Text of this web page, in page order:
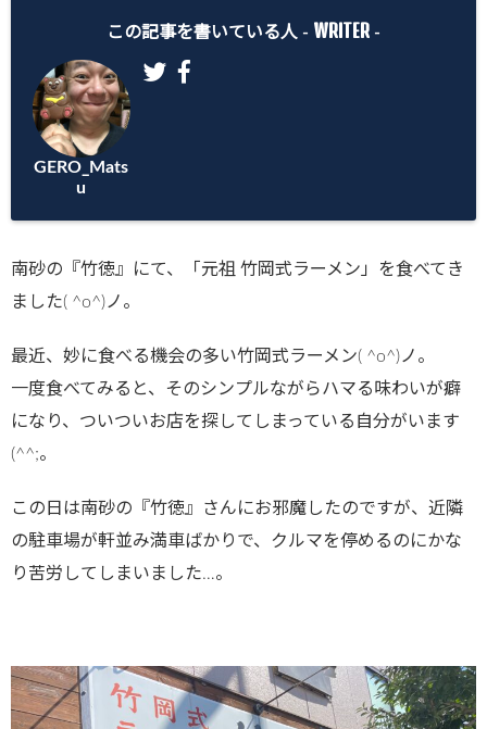
array key
"Twitter" in
/home/gero
matsu/gero-
wp-
content/plu
on line2897
この記事を書いている人 - WRITER -
GERO_Mats
u
南砂の『竹徳』にて、「元祖 竹岡式ラーメン」を食べてき
ました( ^o^)ノ。
最近、妙に食べる機会の多い竹岡式ラーメン( ^o^)ノ。
一度食べてみると、そのシンプルながらハマる味わいが癖
になり、ついついお店を探してしまっている自分がいます
(^^;。
この日は南砂の『竹徳』さんにお邪魔したのですが、近隣
の駐車場が軒並み満車ばかりで、クルマを停めるのにかな
り苦労してしまいました…。